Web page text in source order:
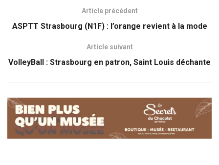
Article précédent
ASPTT Strasbourg (N1F) : l’orange revient à la mode
Article suivant
VolleyBall : Strasbourg en patron, Saint Louis déchante